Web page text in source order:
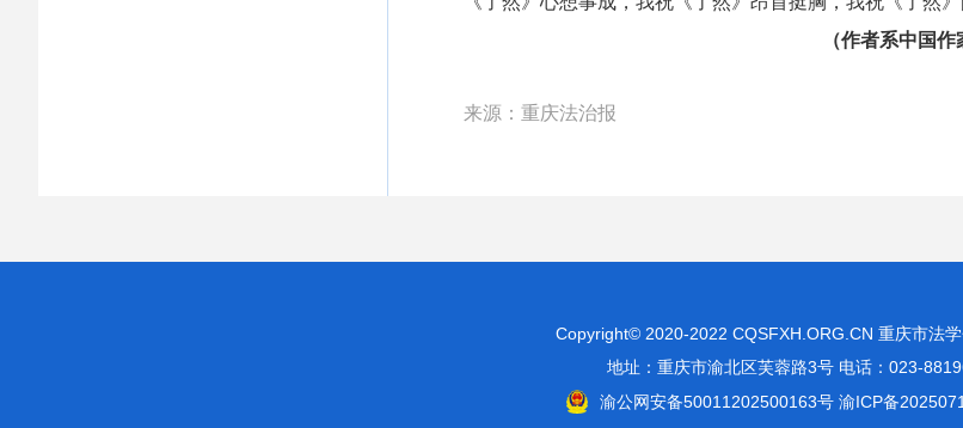
（作者系中国
来源：重庆法治报
Copyright© 2020-2022 CQSFXH.ORG.CN 重庆市法
地址：重庆市渝北区芙蓉路3号 电话：023-
渝公网安备50011202500163号 渝ICP备